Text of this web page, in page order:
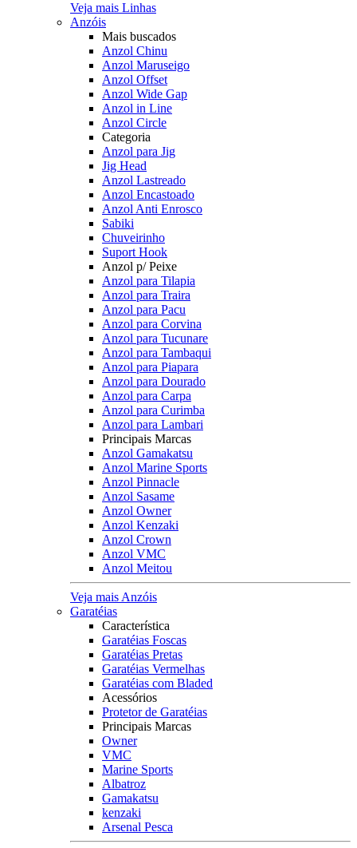
Veja mais Linhas
Anzóis
Mais buscados
Anzol Chinu
Anzol Maruseigo
Anzol Offset
Anzol Wide Gap
Anzol in Line
Anzol Circle
Categoria
Anzol para Jig
Jig Head
Anzol Lastreado
Anzol Encastoado
Anzol Anti Enrosco
Sabiki
Chuveirinho
Suport Hook
Anzol p/ Peixe
Anzol para Tilapia
Anzol para Traira
Anzol para Pacu
Anzol para Corvina
Anzol para Tucunare
Anzol para Tambaqui
Anzol para Piapara
Anzol para Dourado
Anzol para Carpa
Anzol para Curimba
Anzol para Lambari
Principais Marcas
Anzol Gamakatsu
Anzol Marine Sports
Anzol Pinnacle
Anzol Sasame
Anzol Owner
Anzol Kenzaki
Anzol Crown
Anzol VMC
Anzol Meitou
Veja mais Anzóis
Garatéias
Característica
Garatéias Foscas
Garatéias Pretas
Garatéias Vermelhas
Garatéias com Bladed
Acessórios
Protetor de Garatéias
Principais Marcas
Owner
VMC
Marine Sports
Albatroz
Gamakatsu
kenzaki
Arsenal Pesca